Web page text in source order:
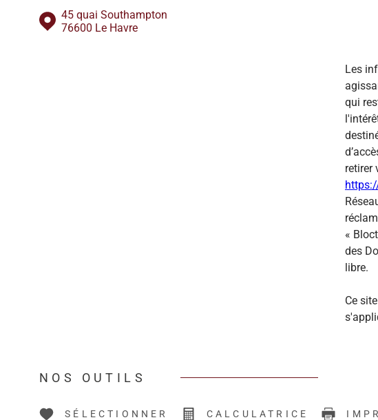
45 quai Southampton
76600 Le Havre
Les
qui
retirer
«
des
libre.
Ce
NOS OUTILS
SÉLECTIONNER CALCULATRICE